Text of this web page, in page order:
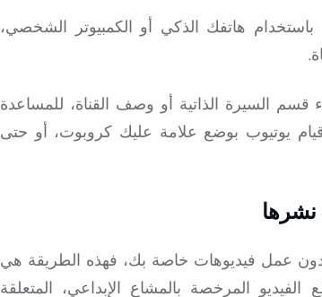
هاتفك الذكي أو الكمبيوتر الشخصي،
السيرة الذاتية أو وصف القناة، للمساعدة
يوتيوب بوضع علامة عليك كروبوت، أو حتى
دون عمل فيديوهات خاصة بك، فهذه الطريقة هي
المرخصة بالمشاع الإبداعي، المتعلقة